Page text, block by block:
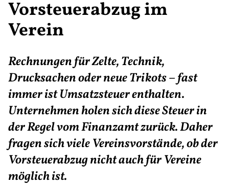
Vorsteuerabzug im
Verein
Rechnungen für Zelte, Technik,
Drucksachen oder neue Trikots – fast
immer ist Umsatzsteuer enthalten.
Unternehmen holen sich diese Steuer in
der Regel vom Finanzamt zurück. Daher
fragen sich viele Vereinsvorstände, ob der
Vorsteuerabzug nicht auch für Vereine
möglich ist.